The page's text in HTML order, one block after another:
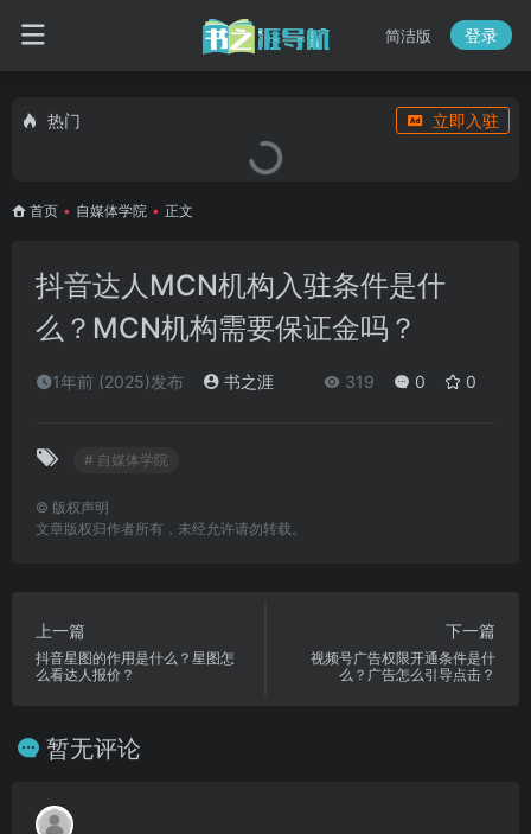
简洁版 登录
热门 立即入驻
首页 • 自媒体学院 • 正文
抖音达人MCN机构入驻条件是什
么？MCN机构需要保证金吗？
1年前 (2025)发布 书之涯 319 0 0
# 自媒体学院
© 版权声明
文章版权归作者所有，未经允许请勿转载。
上一篇
抖音星图的作用是什么？星图怎
么看达人报价？
下一篇
视频号广告权限开通条件是什
么？广告怎么引导点击？
暂无评论